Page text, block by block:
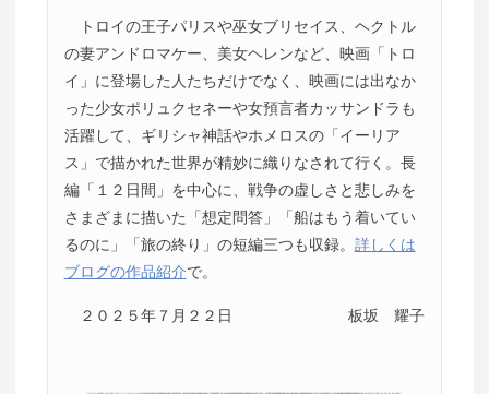
トロイの王子パリスや巫女ブリセイス、ヘクトル
の妻アンドロマケー、美女ヘレンなど、映画「トロ
イ」に登場した人たちだけでなく、映画には出なか
った少女ポリュクセネーや女預言者カッサンドラも
活躍して、ギリシャ神話やホメロスの「イーリア
ス」で描かれた世界が精妙に織りなされて行く。長
編「１２日間」を中心に、戦争の虚しさと悲しみを
さまざまに描いた「想定問答」「船はもう着いてい
るのに」「旅の終り」の短編三つも収録。 詳しくは
ブログの作品紹介で。
２０２５年７月２２日 板坂 耀子